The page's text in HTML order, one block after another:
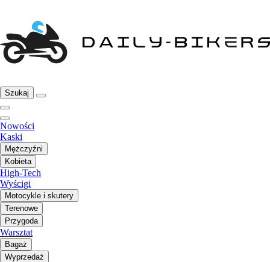
Szukaj
Nowości
Kaski
Mężczyźni
Kobieta
High-Tech
Wyścigi
Motocykle i skutery
Terenowe
Przygoda
Warsztat
Bagaż
Wyprzedaż